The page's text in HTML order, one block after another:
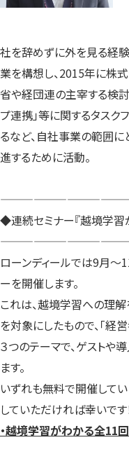
社を辞めずに外を見る経験
業を構想し、2015年に株
省や経団連の主宰する検討
プ連携」等に関するタスク
るなど、自社事業の範囲
進するために活動。
◆連続セミナー『越境学習
ローンディールでは9月〜
ーを開催します。
これは、越境学習への理
を対象にしたもので、「経
３つのテーマで、ゲストや
ます。
いずれも無料で開催してい
していただければ幸いです
・越境学習がわかる全